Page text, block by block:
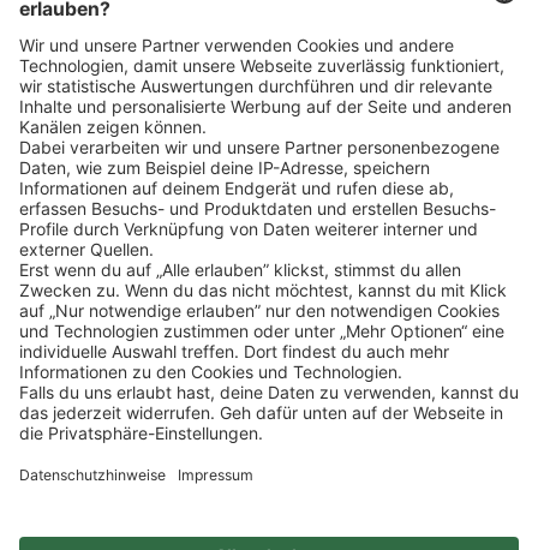
Klickehier, um alle offenen Jobs zu sehen.
Impressum Datenschutz
Privatsphäre-Einstellungen
FAQ
Veranstaltungen
Sitemap